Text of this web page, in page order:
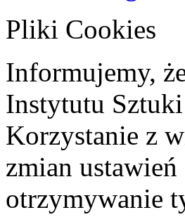
Pliki Cookies
Informujemy,
Instytutu
Korzystanie z
zmian ustawień
otrzymywanie